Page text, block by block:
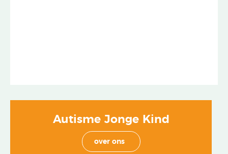
Autisme Jonge Kind
over ons